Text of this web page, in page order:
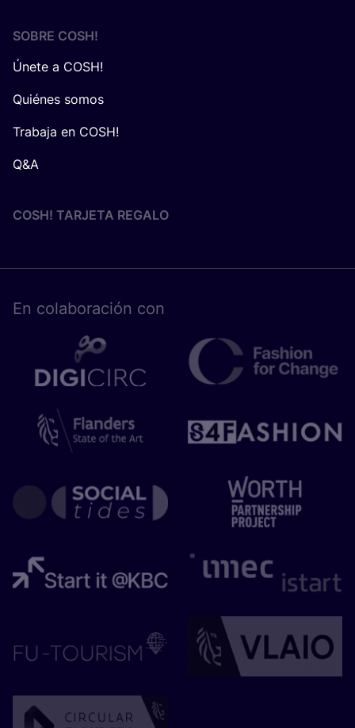
SOBRE COSH!
Únete a COSH!
Quiénes somos
Trabaja en COSH!
Q&A
COSH! TARJETA REGALO
En cola­bo­ra­ción con